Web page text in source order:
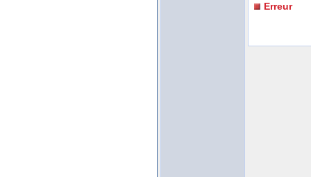
Erreur